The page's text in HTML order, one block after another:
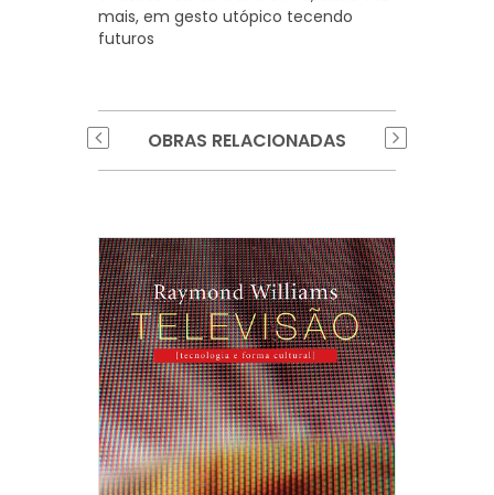
mais, em gesto utópico tecendo
futuros
OBRAS RELACIONADAS